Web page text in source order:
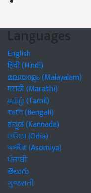
Languages
English
हिंदी (Hindi)
മലയാളം (Malayalam)
मराठी (Marathi)
தமிழ் (Tamil)
বাঙালি (Bengali)
ಕನ್ನಡ (Kannada)
ଓଡିଆ (Odia)
অসমীয়া (Asomiya)
ਪੰਜਾਬੀ
తెలుగు
ગુજરાતી